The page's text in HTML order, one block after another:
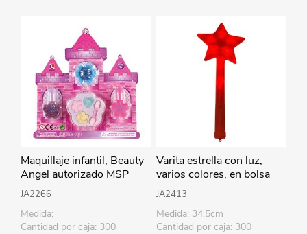
Maquillaje infantil, Beauty
Angel autorizado MSP
JA2266
Medida:
Cantidad por caja: 300
Varita estrella con luz,
varios colores, en bolsa
JA2413
Medida: 34.5cm
Cantidad por caja: 300